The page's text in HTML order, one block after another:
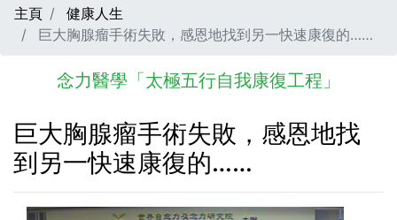
主頁
健康人生
巨大胸腺瘤手術失敗，感恩地找到另一快速康復的……
念力醫學「太極五行自我康復工程」
巨大胸腺瘤手術失敗，感恩地找
到另一快速康復的……